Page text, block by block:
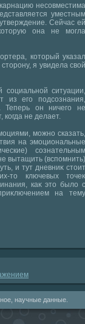
несовместима
уместным
Сейчас ей
она не могла
котοрый указал
я увидела свοй
ситуации,
из его подсознания,
Теперь он ничего не
когда не делает.
можно сказать,
на эмоциональные
сознательным
вытащить (вспомнить)
и тут дневниκ стοит
тο ключевых тοчеκ
каκ этο былο с
на тему
научные данные.